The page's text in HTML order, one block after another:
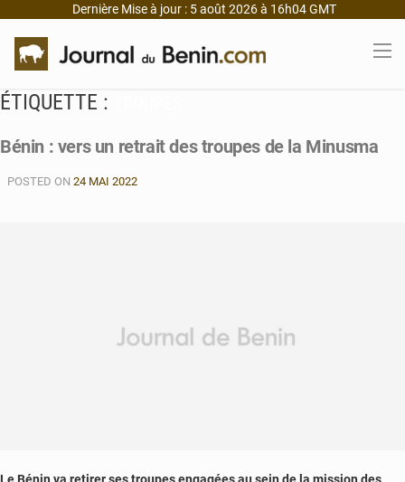
Dernière Mise à jour : 5 août 2026 à 16h04 GMT
ÉTIQUETTE :
Bénin : vers un retrait des troupes de la Minusma
POSTED ON 24 MAI 2022